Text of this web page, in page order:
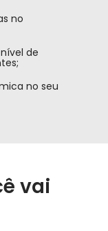
no
de
no seu
vai